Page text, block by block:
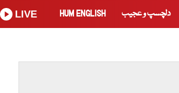
دلچسپ و عجیب HUM ENGLISH
LIVE